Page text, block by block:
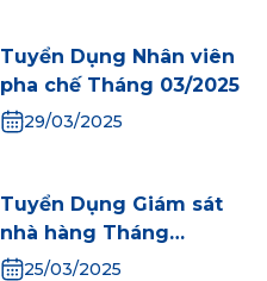
Tuyển Dụng Nhân viên
pha chế Tháng 03/2025
29/03/2025
Tuyển Dụng Giám sát
nhà hàng Tháng
03/2025
25/03/2025